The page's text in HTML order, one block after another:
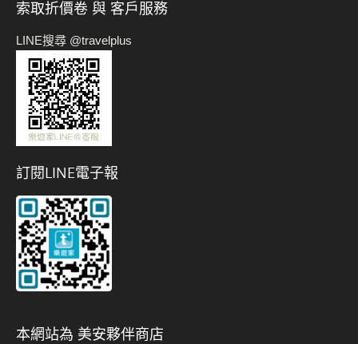
索取折價卷 與 客戶服務
LINE搜尋 @travelplus
訂閱LINE電子報
本網站為 美安夥伴商店